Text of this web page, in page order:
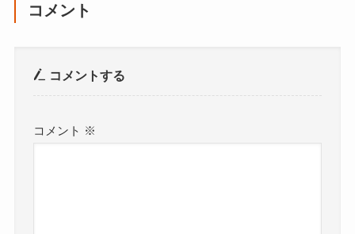
コメント
コメントする
コメント ※